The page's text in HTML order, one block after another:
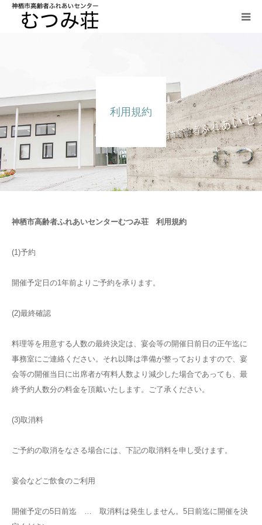
利用規約
神栖市高齢者ふれあいセンターむつみ荘 利用規約
(1)予約
開催予定日の1年前よりご予約を承ります。
(2)最終確認
料理等を用意する人数の最終決定は、宴会等の開催日前日の正午迄に
事務室にご連絡ください。それ以降は準備が整っておりますので、宴
会等の開催当日に出席者が有料人数より減少した場合であっても、最
終予約人数分の料金を頂戴いたします。ご了承ください。
(3)取消料
ご予約の取消をなさる場合には、下記の取消料を申し受けます。
宴会などご飲食のご利用
開催予定の5日前迄 … 取消料は発生しません。5日前迄に開催を決
ご飲食の案内
研修室
グラウンドゴルフ
アクセス